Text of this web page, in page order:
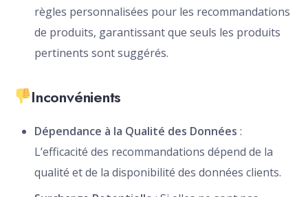
règles personnalisées pour les recommandations
de produits, garantissant que seuls les produits
pertinents sont suggérés.
Inconvénients
Dépendance à la Qualité des Données :
L’efficacité des recommandations dépend de la
qualité et de la disponibilité des données clients.